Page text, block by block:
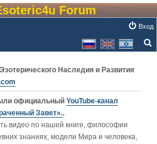
Forum
Вход
Наследия и Развития
официальный YouTube‑канал
Завет»..
видео по нашей книге, философии
знаниях, модели Мира и человека,